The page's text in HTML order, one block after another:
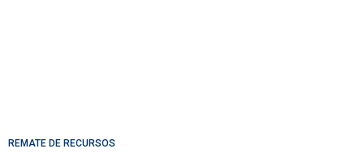
REMATE DE RECURSOS